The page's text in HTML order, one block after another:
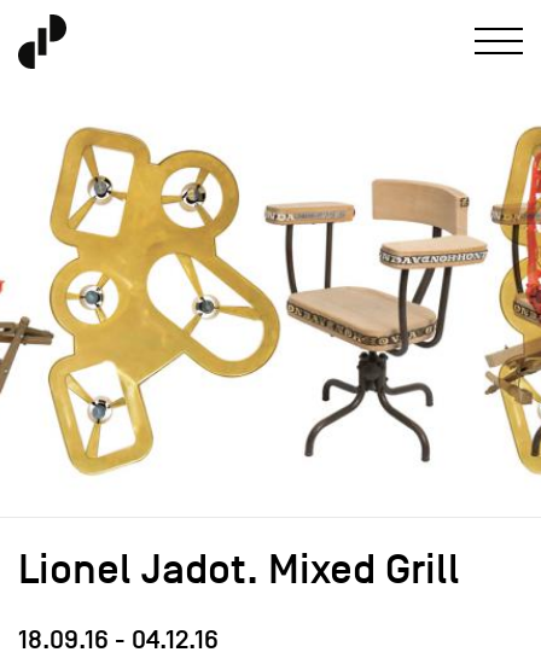
Lionel Jadot. Mixed Grill
18.09.16 - 04.12.16